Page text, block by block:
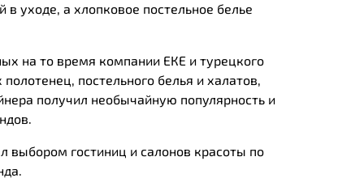
уходе, а хлопковое постельное белье
на то время компании ЕКЕ и турецкого
постельного белья и халатов,
получил необычайную популярность и
выбором гостиниц и салонов красоты по